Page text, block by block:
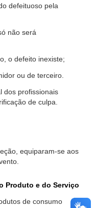
defeituoso pela
não será
o defeito inexiste;
ou de terceiro.
dos profissionais
de culpa.
equiparam-se aos
Produto e do Serviço
de consumo